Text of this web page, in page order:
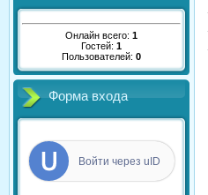
Онлайн всего: 1
Гостей: 1
Пользователей: 0
Форма входа
Войти через uID